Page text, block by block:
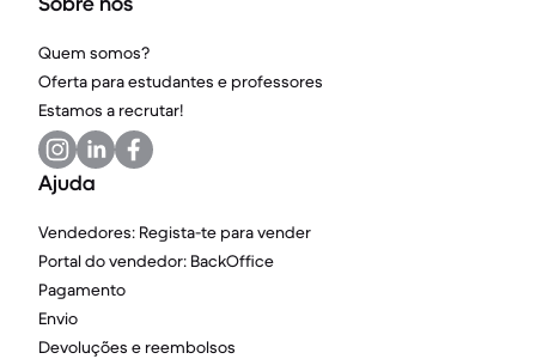
Quem somos?
Oferta para estudantes e professores
Estamos a recrutar!
Ajuda
Vendedores: Regista-te para vender
Portal do vendedor: BackOffice
Pagamento
Envio
Devoluções e reembolsos